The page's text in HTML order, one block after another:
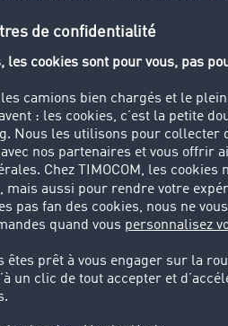
du transport de produits
Les médicaments, les
également être transportés
continue de la chaîne du
au cours de l'année
la plus grande bourse de fret
l'évolution actuelle de l'offre
750 000 offres de fret et de
d'Europe. Selon Moog, un